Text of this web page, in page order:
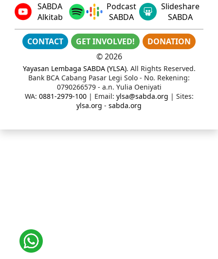
SABDA
Alkitab
Podcast
SABDA
Slideshare
SABDA
CONTACT GET INVOLVED!
DONATION
©2026
Yayasan Lembaga SABDA (YLSA). All Rights Reserved.
Bank BCA Cabang Pasar Legi Solo - No. Rekening:
0790266579 - a.n. Yulia Oeniyati
WA: 0881-2979-100| Email: ylsa@sabda.org | Sites:
ylsa.org - sabda.org